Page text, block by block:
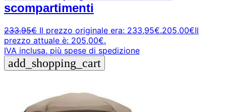
scompartimenti
233,95€ Il prezzo originale era: 233,95€.205,00€Il
prezzo attuale è: 205,00€.
IVA inclusa. più spese di spedizione
add_shopping_cart